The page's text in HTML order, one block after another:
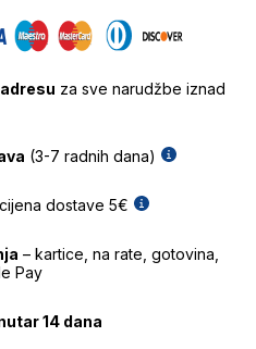
za sve narudžbe iznad
(3-7 radnih dana)
dostave 5€
– kartice, na rate, gotovina,
Pay
14 dana